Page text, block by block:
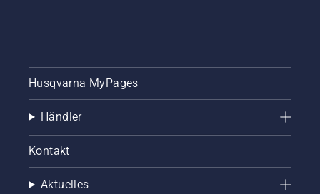
wie Sie
überprüfen
Husqvarna MyPages
Händler
Kontakt
Aktuelles